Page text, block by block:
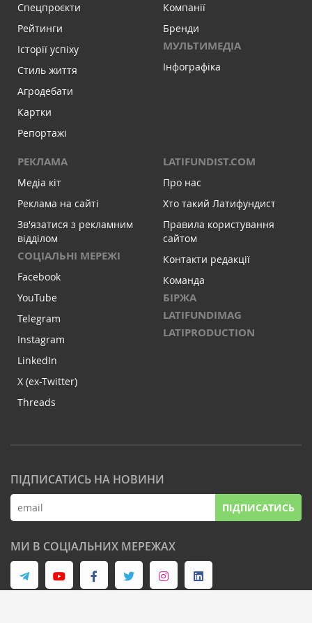
Спецпроєкти
Рейтинги
Історії успіху
Стиль життя
Агродебати
Картки
Репортажі
Компанії
Бренди
МУЛЬТИМЕДІА
Інфографіка
РЕКЛАМА
Медіа кіт
Реклама на сайті
Зв'язатися з рекламним
відділом
СОЦІАЛЬНІ МЕРЕЖІ
Facebook
YouTube
Telegram
Instagram
LinkedIn
X (ex-Twitter)
Threads
LATIFUNDIST.COM
Про нас
Хто такий Латифундист
Правила користування
сайтом
Контакти редакції
Команда
БІРЖА
LATIFUNDIMAG
LATIPRODUCTION
ПІДПИСАТИСЬ НА НОВИНИ
ПІДПИСАТИСЬ
МИ В СОЦІАЛЬНИХ МЕРЕЖАХ